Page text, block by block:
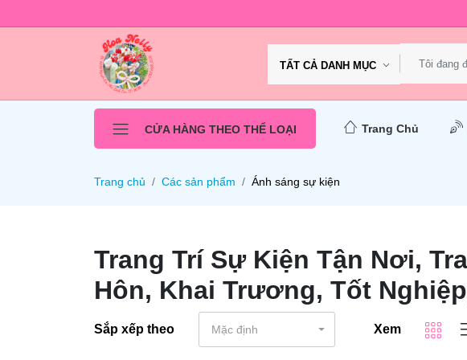
TẤT CẢ DANH MỤC
CỬA HÀNG THEO THỂ LOẠI Trang Chủ
Trang chủ Các sản phẩm Ánh sáng sự kiện
Trang Trí Sự Kiện Tận Nơi,
Hôn, Khai Trương, Tốt
Sắp xếp theo Mặc định Xem